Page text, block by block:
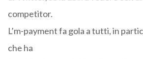
competitor.
L’m-payment fa gola a tutti, in
che ha